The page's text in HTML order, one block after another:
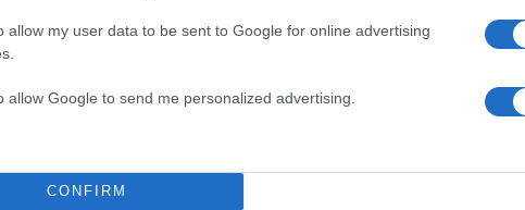
allow my user data to be sent to Google for online advertising
allow Google to send me personalized advertising.
CONFIRM
πιο φυσικοί. Δεν είναι τυχαίο
ζεστά έχουν πάντα
και προσαρμόζονται στη